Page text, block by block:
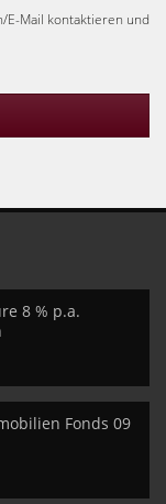
E-Mail kontaktieren und
8 % p.a.
Fonds 09